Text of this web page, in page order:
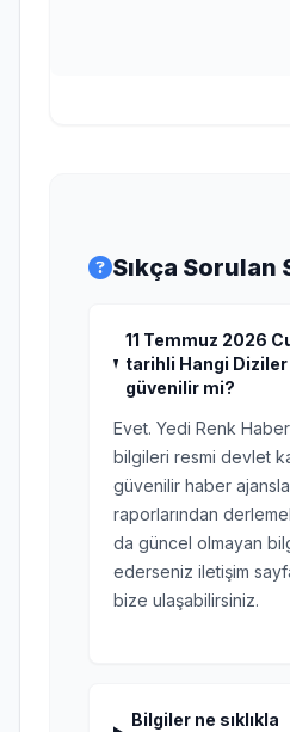
Sıkça Sorulan
11 Temmuz 2026
tarihli Hangi
güvenilir mi?
Evet. Yedi Renk
bilgileri resmi devlet
güvenilir haber
raporlarından
da güncel olmayan
ederseniz iletişim
bize ulaşabilirsiniz.
Bilgiler ne sıklıkla